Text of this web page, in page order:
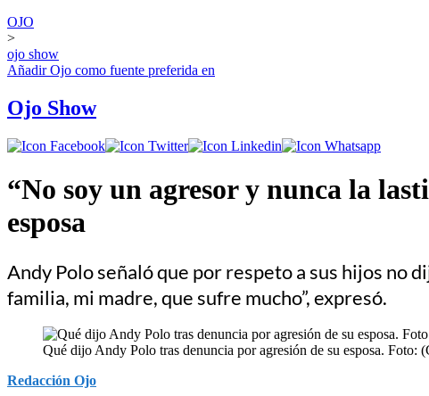
OJO
>
ojo show
AñadirOjo como fuente preferida en
Ojo Show
“No soy un agresor y nunca la
esposa
Andy Polo señaló que por respeto a sus hijos no
familia, mi madre, que sufre mucho”, expresó.
Qué dijo Andy Polo tras denuncia por agresión de su esposa. Foto:
Redacción Ojo